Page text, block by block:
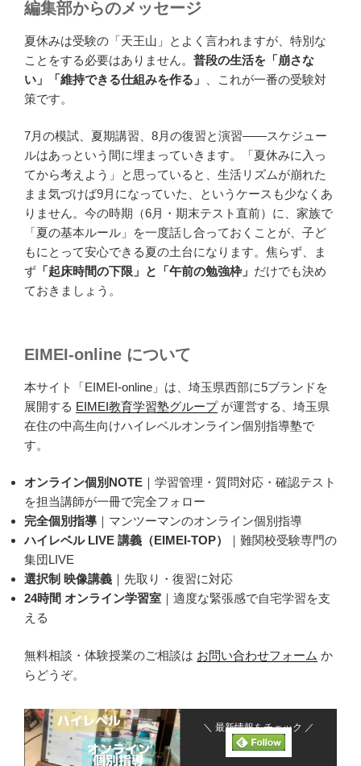
編集部からのメッセージ
夏休みは受験の「天王山」とよく言われますが、特別な
ことをする必要はありません。 普段の生活を「崩さな
い」「維持できる仕組みを作る」
、これが一番の受験対
策です。
7月の模試、夏期講習、8月の復習と演習——スケジュー
ルはあっという間に埋まっていきます。「夏休みに入っ
てから考えよう」と思っていると、生活リズムが崩れた
まま気づけば9月になっていた、というケースも少なくあ
りません。今の時期（6月・期末テスト直前）に、家族で
「夏の基本ルール」を一度話し合っておくことが、子ど
もにとって安心できる夏の土台になります。焦らず、ま
ず 「起床時間の下限」と「午前の勉強枠」 だけでも決め
ておきましょう。
EIMEI-online について
本サイト「EIMEI-online」は、埼玉県西部に5ブランドを
展開する EIMEI教育学習塾グループが運営する、埼玉県
在住の中高生向けハイレベルオンライン個別指導塾で
す。
オンライン個別NOTE ｜学習管理・質問対応・確認テスト
を担当講師が一冊で完全フォロー
完全個別指導 ｜マンツーマンのオンライン個別指導
ハイレベル LIVE 講義（EIMEI-TOP）
｜難関校受験専門の
集団LIVE
選択制 映像講義 ｜先取り・復習に対応
24時間 オンライン学習室 ｜適度な緊張感で自宅学習を支
える
無料相談・体験授業のご相談は お問い合わせフォーム か
らどうぞ。
＼ 最新情報をチェック ／